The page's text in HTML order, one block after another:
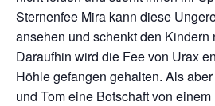
Sternenfee Mira kann diese
ansehen und schenkt den Kindern
Daraufhin wird die Fee von Urax
Höhle gefangen gehalten. Als
und Tom eine Botschaft von